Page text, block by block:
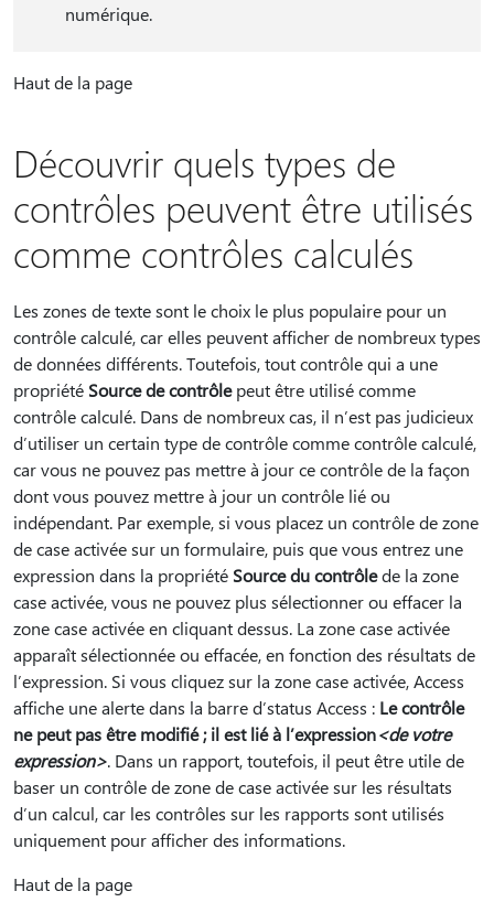
numérique.
Haut de la page
Découvrir quels types de
contrôles peuvent être utilisés
comme contrôles calculés
Les zones de texte sont le choix le plus populaire pour un
contrôle calculé, car elles peuvent afficher de nombreux types
de données différents. Toutefois, tout contrôle qui a une
propriété Source de contrôlepeut être utilisé comme
contrôle calculé. Dans de nombreux cas, il n’est pas judicieux
d’utiliser un certain type de contrôle comme contrôle calculé,
car vous ne pouvez pas mettre à jour ce contrôle de la façon
dont vous pouvez mettre à jour un contrôle lié ou
indépendant. Par exemple, si vous placez un contrôle de zone
de case activée sur un formulaire, puis que vous entrez une
expression dans la propriété Source du contrôlede la zone
case activée, vous ne pouvez plus sélectionner ou effacer la
zone case activée en cliquant dessus. La zone case activée
apparaît sélectionnée ou effacée, en fonction des résultats de
l’expression. Si vous cliquez sur la zone case activée, Access
affiche une alerte dans la barre d’status Access : Le contrôle
ne peut pas être modifié ; il est lié à l’expression<de votre
expression>. Dans un rapport, toutefois, il peut être utile de
baser un contrôle de zone de case activée sur les résultats
d’un calcul, car les contrôles sur les rapports sont utilisés
uniquement pour afficher des informations.
Haut de la page